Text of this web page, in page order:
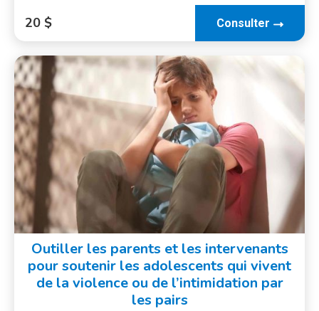
20 $
Consulter
Outiller les parents et les intervenants
pour soutenir les adolescents qui vivent
de la violence ou de l’intimidation par
les pairs